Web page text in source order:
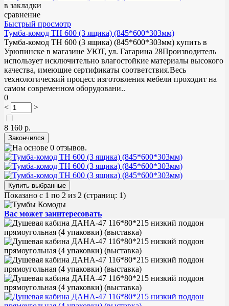
в закладки
сравнение
Быстрый просмотр
Тумба-комод ТН 600 (3 ящика) (845*600*303мм)
Тумба-комод ТН 600 (3 ящика) (845*600*303мм) купить в
Урюпинске в магазине УЮТ, ул. Гагарина 28Производитель
использует исключительно влагостойкие материалы высокого
качества, имеющие сертификаты соответствия.Весь
технологический процесс изготовления мебели проходит на
самом современном оборудовани..
0
<
>
8 160 р.
Показано с 1 по 2 из 2 (страниц: 1)
Вас может заинтересовать